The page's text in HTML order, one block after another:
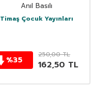
Anıl Basılı
Timaş Çocuk Yayınları
%35
250,00TL
162,50 TL